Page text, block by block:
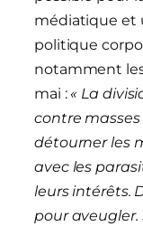
médiatique et
politique
notamment
mai :« La
contre
détourner les
avec les
leurs intérêts.
pour aveugler.